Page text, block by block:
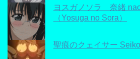
ヨスガノソラ 奈緒
（Yosuga no Sora）
聖痕のクェイサー